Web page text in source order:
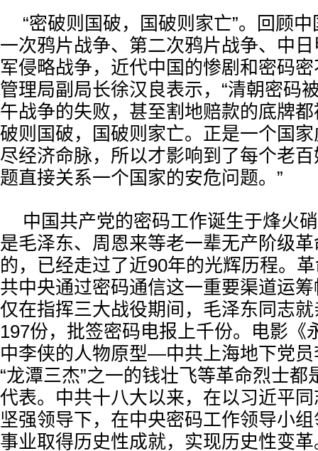
“密破则国破，国破则家亡”。回顾
一次鸦片战争、第二次鸦片战争、中
军侵略战争，近代中国的惨剧和密码
管理局副局长徐汉良表示，“清朝密码
午战争的失败，甚至割地赔款的底牌
破则国破，国破则家亡。正是一个国
尽经济命脉，所以才影响到了每个老
题直接关系一个国家的安危问题。”
中国共产党的密码工作诞生于烽火
是毛泽东、周恩来等老一辈无产阶级
的，已经走过了近90年的光辉历程。
共中央通过密码通信这一重要渠道运
仅在指挥三大战役期间，毛泽东同志
197份，批签密码电报上千份。电影《
中李侠的人物原型—中共上海地下党
“龙潭三杰”之一的钱壮飞等革命烈士都
代表。中共十八大以来，在以习近平
坚强领导下，在中央密码工作领导小
事业取得历史性成就，实现历史性变